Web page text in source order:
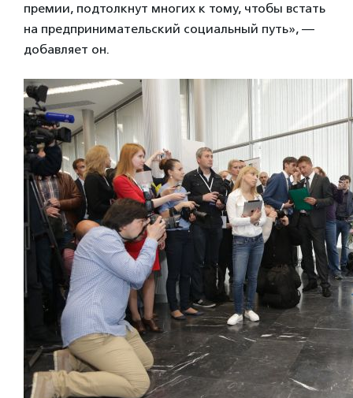
премии, подтолкнут многих к тому, чтобы встать
на предпринимательский социальный путь», —
добавляет он.